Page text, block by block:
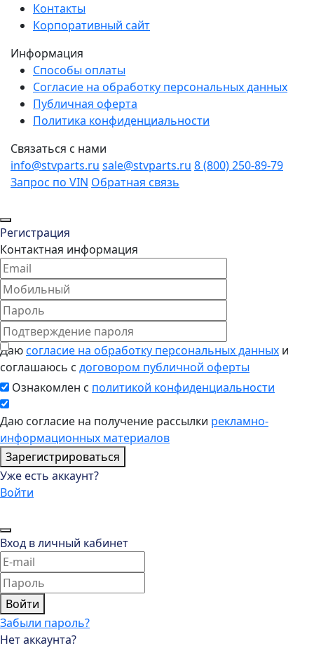
Контакты
Корпоративный сайт
Информация
Способы оплаты
Согласие на обработку персональных данных
Публичная оферта
Политика конфиденциальности
Связаться с нами
info@stvparts.ru sale@stvparts.ru 8 (800) 250-89-79
Запрос по VIN Обратная связь
Регистрация
Контактная информация
Даюсогласие на обработку персональных данных и
соглашаюсь с договором публичной оферты
Ознакомлен с политикой конфиденциальности
Даю согласие на получение рассылки рекламно-
информационных материалов
Зарегистрироваться
Уже есть аккаунт?
Войти
Вход в личный кабинет
Войти
Забыли пароль?
Нет аккаунта?